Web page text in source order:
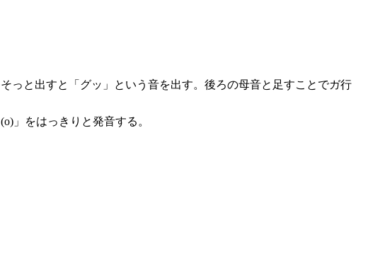
っと出すと「グッ」という音を出す。後ろの母音と足すことでガ行
」をはっきりと発音する。